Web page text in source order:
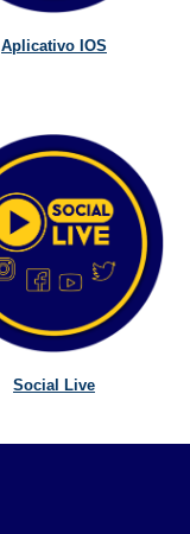
Aplicativo IOS
Social Live